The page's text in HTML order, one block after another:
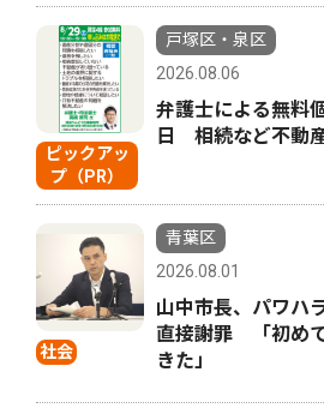
ピックアッ
プ（PR）
戸塚区・泉区
2026.08.06
弁護士による無料
日 相続など不動
社会
青葉区
2026.08.01
山中市長、パワハ
直接謝罪 「初め
きた」